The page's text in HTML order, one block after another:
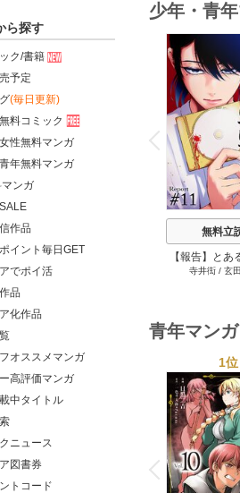
ら探す
ク/書籍
予定
(毎日更新)
料コミック
性無料マンガ
年無料マンガ
ンガ
作品
イント毎日GET
でポイ活
品
化作品
オススメマンガ
高評価マンガ
中タイトル
ニュース
図書券
トコード
少年・青
P
r
e
v
i
o
u
s
無料立
【報告】とあ
件につい
寺井衒/ 玄
青年マン
P
r
e
v
i
o
u
s
1位